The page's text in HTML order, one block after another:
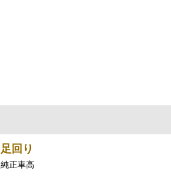
足回り
純正車高